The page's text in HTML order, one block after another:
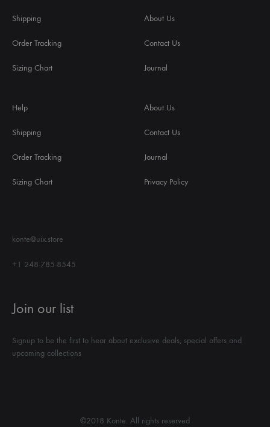
Shipping
Order Tracking
Sizing Chart
Help
Shipping
Order Tracking
Sizing Chart
About Us
Contact Us
Journal
About Us
Contact Us
Journal
Privacy Policy
konte@uix.store
+1 248-785-8545
Join our list
Signup to be the first to hear about exclusive deals, special offers and
upcoming collections
©2018 Konte. All rights reserved